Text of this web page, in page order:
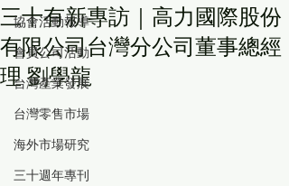
協會活動報導
會員公司活動
台灣產業發展
台灣零售市場
海外市場研究
三十週年專刊
三十有新專訪｜高力國際股份
有限公司台灣分公司董事總經
理 劉學龍